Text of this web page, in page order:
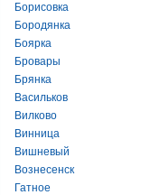
Борисовка
Бородянка
Боярка
Бровары
Брянка
Васильков
Вилково
Винница
Вишневый
Вознесенск
Гатное